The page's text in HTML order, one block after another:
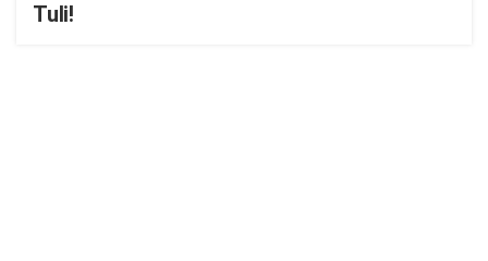
Tuli!